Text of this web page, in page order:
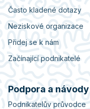
Často kladené dotazy
Neziskové organizace
Přidej se k nám
Začínající podnikatelé
Podpora a návody
Podnikatelův průvodce